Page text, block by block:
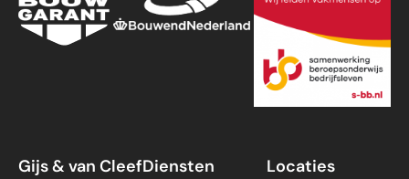
Gijs & van CleefDiensten Locaties